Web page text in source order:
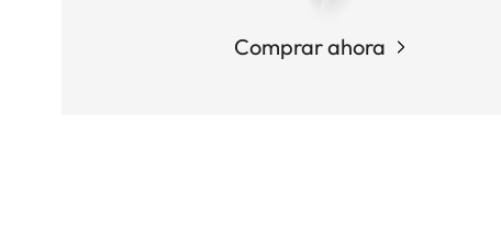
Comprar ahora